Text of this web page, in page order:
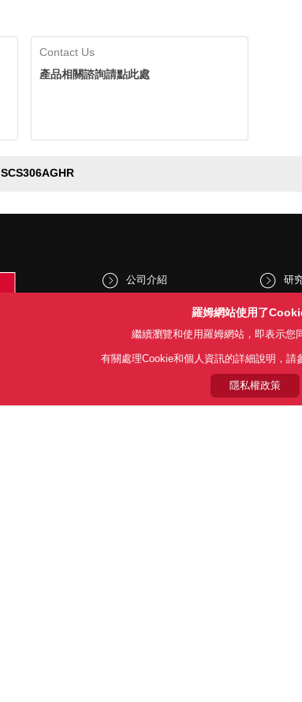
Contact Us
產品相關諮詢請點此處
SCS306AGHR
公司介紹
股東和投資人資訊
Sustainability
研
文
新
羅姆網站使用了
繼續瀏覽和使用羅姆網站，即表示您
有關處理Cookie和個人資訊的詳細說明，請
隱私權政策